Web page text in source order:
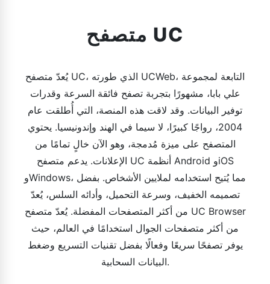
متصفح UC
يُعدّ متصفح UC، الذي طورته UCWeb، التابعة لمجموعة
علي بابا، مشهورًا بتجربة تصفح فائقة السرعة وقدرات
توفير البيانات. وقد لاقت هذه المنصة، التي أُطلقت عام
2004، رواجًا كبيرًا، لا سيما في الهند وإندونيسيا. يحتوي
المتصفح على ميزة مُدمجة، وهو الآن خالٍ تمامًا من
الإعلانات. يدعم متصفح UC أنظمة Android وiOS
وWindows، مما يُتيح استخدامه لملايين الأشخاص. بفضل
تصميمه الخفيف، وسرعة التحميل، وأدائه السلس، يُعدّ
من أكثر المتصفحات المفضلة. يُعدّ متصفح UC Browser
من أكثر متصفحات الجوال استخدامًا في العالم، حيث
يوفر تصفحًا سريعًا وفعالًا بفضل تقنيات التسريع وضغط
البيانات السحابية.